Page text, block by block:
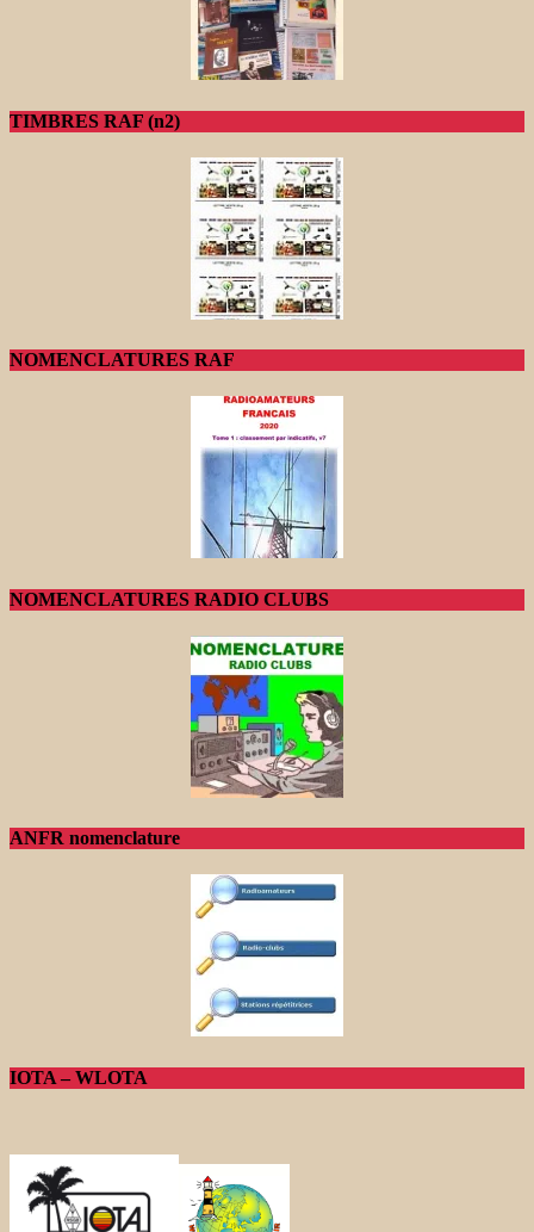
TIMBRES RAF (n2)
NOMENCLATURES RAF
NOMENCLATURES RADIO CLUBS
ANFR nomenclature
IOTA – WLOTA